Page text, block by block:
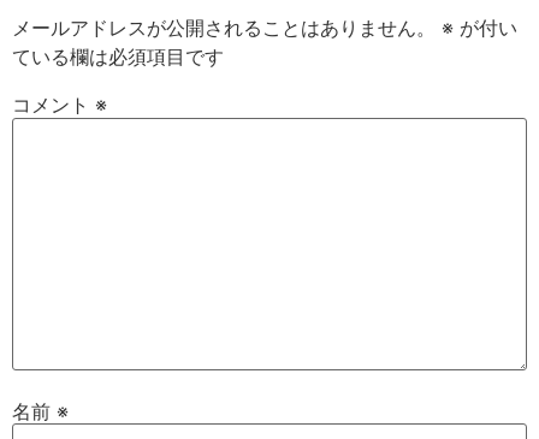
メールアドレスが公開されることはありません。 ※ が付い
ている欄は必須項目です
コメント ※
名前 ※